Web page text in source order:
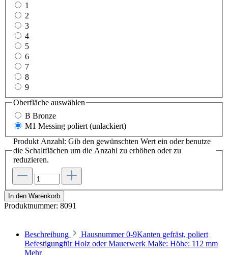
1
2
3
4
5
6
7
8
9
Oberfläche auswählen
B Bronze
M1 Messing poliert (unlackiert)
Produkt Anzahl: Gib den gewünschten Wert ein oder benutze
die Schaltflächen um die Anzahl zu erhöhen oder zu
reduzieren.
In den Warenkorb
Produktnummer: 8091
Beschreibung
Hausnummer 0-9Kanten gefräst, poliert
Befestigungfür Holz oder Mauerwerk Maße: Höhe: 112 mm
Mehr